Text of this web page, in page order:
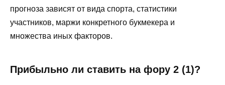
прогноза зависят от вида спорта, статистики
участников, маржи конкретного букмекера и
множества иных факторов.
Прибыльно ли ставить на фору 2 (1)?